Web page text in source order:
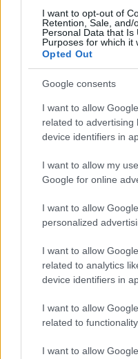
I want to opt-out of
Retention, Sale, and/
Personal Data that Is
Purposes for which it
Opted Out
Google consents
I want to allow
related to advertising
device identifiers in
I want to allow my
Google for online
I want to allow
personalized
I want to allow
related to analytics
device identifiers in
I want to allow
related to
I want to allow
άκουσα και κάθε λέξη
σχεδόν να βάλεις
συνέβη επίτηδες.
Χαίρομαι πάρα πολύ
και να παίζουν».
ΟΛΕΣ ΟΙ ΕΙΔΗΣΕΙΣ
Η Airbnb αποκάλυψε
βρίσκεται
Δημήτρης Σταρόβας:
από το νοσοκομείο -Με
Μοναχός ρώτησε τον
[βίντεο]